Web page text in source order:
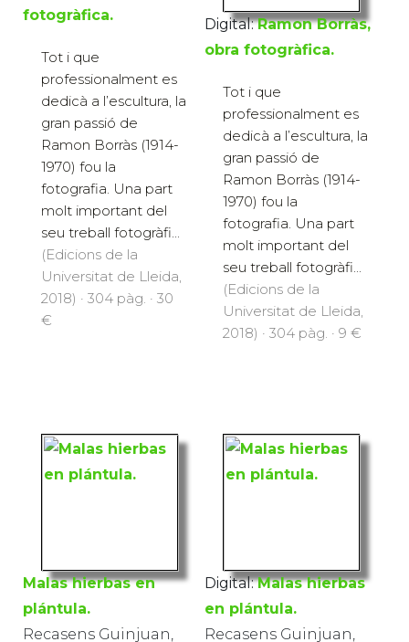
fotogràfica.
Tot i que
professionalment es
dedicà a l’escultura, la
gran passió de
Ramon Borràs (1914-
1970) fou la
fotografia. Una part
molt important del
seu treball fotogràfi...
(Edicions de la
Universitat de Lleida,
2018) · 304 pàg. · 30
€
Digital: Ramon Borràs,
obra fotogràfica.
Tot i que
professionalment es
dedicà a l’escultura, la
gran passió de
Ramon Borràs (1914-
1970) fou la
fotografia. Una part
molt important del
seu treball fotogràfi...
(Edicions de la
Universitat de Lleida,
2018) · 304 pàg. · 9 €
Malas hierbas en
plántula.
Recasens Guinjuan,
Digital: Malas hierbas
en plántula.
Recasens Guinjuan,